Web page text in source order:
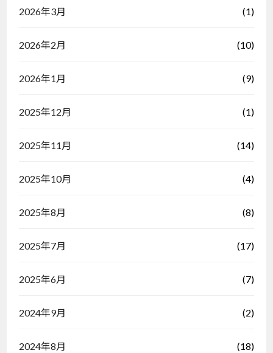
2026年3月 (1)
2026年2月 (10)
2026年1月 (9)
2025年12月 (1)
2025年11月 (14)
2025年10月 (4)
2025年8月 (8)
2025年7月 (17)
2025年6月 (7)
2024年9月 (2)
2024年8月 (18)